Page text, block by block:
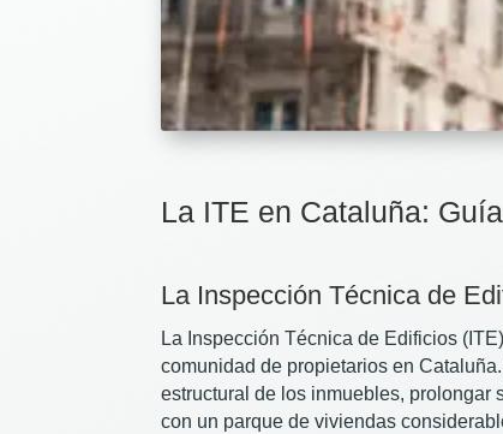
La ITE en Cataluña:
La Inspección Técnica de
La Inspección Técnica de Edificios
comunidad de propietarios en
estructural de los inmuebles, prolongar
con un parque de viviendas